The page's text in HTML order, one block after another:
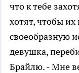
что к тебе
хотят, чтобы
своеобразную
девушка,
Брайлю. - Мне